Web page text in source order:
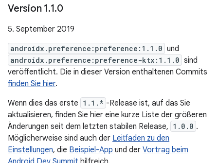
Version 1.1.0
5. September 2019
androidx.preference:preference:1.1.0 und
androidx.preference:preference-ktx:1.1.0 sind
veröffentlicht. Die in dieser Version enthaltenen Commits
finden Sie hier.
Wenn dies das erste 1.1.* -Release ist, auf das Sie
aktualisieren, finden Sie hier eine kurze Liste der größeren
Änderungen seit dem letzten stabilen Release, 1.0.0 .
Möglicherweise sind auch der Leitfaden zu den
Einstellungen, die Beispiel-App und der Vortrag beim